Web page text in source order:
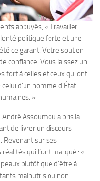
appuyés, « Travailler
politique forte et une
ce garant. Votre soutien
confiance. Vous laissez un
fort à celles et ceux qui ont
d’un homme d’État
»
Assoumou a pris la
de livrer un discours
Revenant sur ses
qui l’ont marqué : «
plutôt que d’être à
malnutris ou non